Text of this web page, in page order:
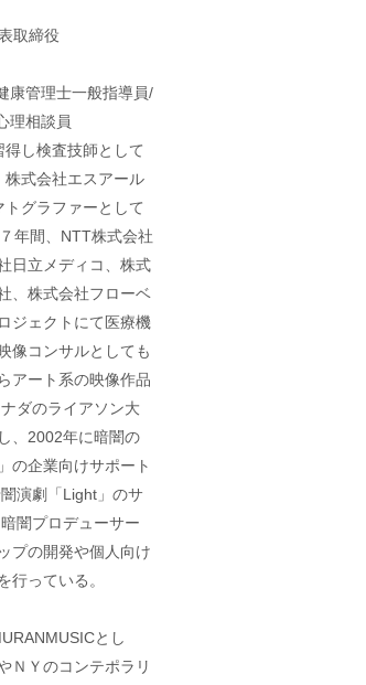
取締役
康管理士一般指導員/
理相談員
し検査技師として
株式会社エスアール
グラファーとして
年間、NTT株式会社
日立メディコ、株式
、株式会社フローベ
ジェクトにて医療機
像コンサルとしても
アート系の映像作品
ダのライアソン大
、2002年に暗闇の
の企業向けサポート
演劇「Light」のサ
闇プロデューサー
プの開発や個人向け
行っている。
とし
ＮＹのコンテポラリ